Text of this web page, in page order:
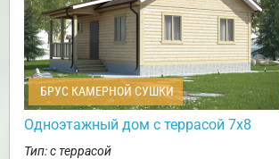
БРУС КАМЕРНОЙ СУШКИ
Одноэтажный дом с террасой 7х8
Тип: с террасой